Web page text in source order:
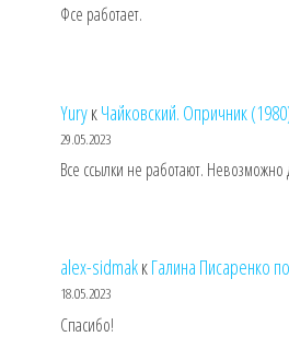
Фсе работает.
YuryкЧайковский. Опричник
29.05.2023
Все ссылки не работают. Невозможно
alex-sidmakкГалина Писаренко
18.05.2023
Спасибо!